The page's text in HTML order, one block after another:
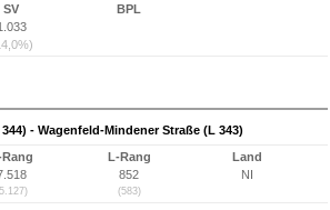
SV
BPL
- Wagenfeld-Mindener Straße (L 343)
Rang
L-Rang
852
(583)
Land
NI